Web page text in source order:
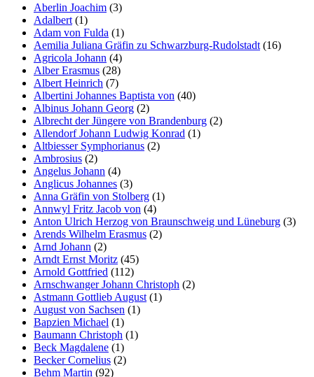
Aberlin Joachim (3)
Adalbert (1)
Adam von Fulda (1)
Aemilia Juliana Gräfin zu Schwarzburg-Rudolstadt (16)
Agricola Johann (4)
Alber Erasmus (28)
Albert Heinrich (7)
Albertini Johannes Baptista von (40)
Albinus Johann Georg (2)
Albrecht der Jüngere von Brandenburg (2)
Allendorf Johann Ludwig Konrad (1)
Altbiesser Symphorianus (2)
Ambrosius (2)
Angelus Johann (4)
Anglicus Johannes (3)
Anna Gräfin von Stolberg (1)
Annwyl Fritz Jacob von (4)
Anton Ulrich Herzog von Braunschweig und Lüneburg (3)
Arends Wilhelm Erasmus (2)
Arnd Johann (2)
Arndt Ernst Moritz (45)
Arnold Gottfried (112)
Arnschwanger Johann Christoph (2)
Astmann Gottlieb August (1)
August von Sachsen (1)
Bapzien Michael (1)
Baumann Christoph (1)
Beck Magdalene (1)
Becker Cornelius (2)
Behm Martin (92)